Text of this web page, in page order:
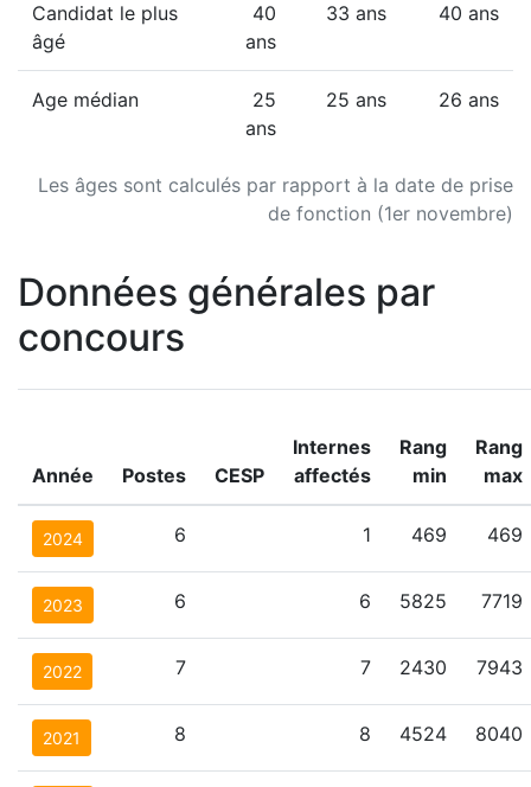
Les âges sont calculés par rapport à la date de prise
de fonction (1er novembre)
Candidat le plus
âgé
40
ans
33 ans 40 ans
Age médian
25
ans
25 ans 26 ans
Données générales par
concours
Année Postes CESP
Internes
affectés
Rang
min
Rang
max
2024 6 1 469 469
2023 6 6 5825 7719
2022 7 7 2430 7943
2021 8 8 4524 8040